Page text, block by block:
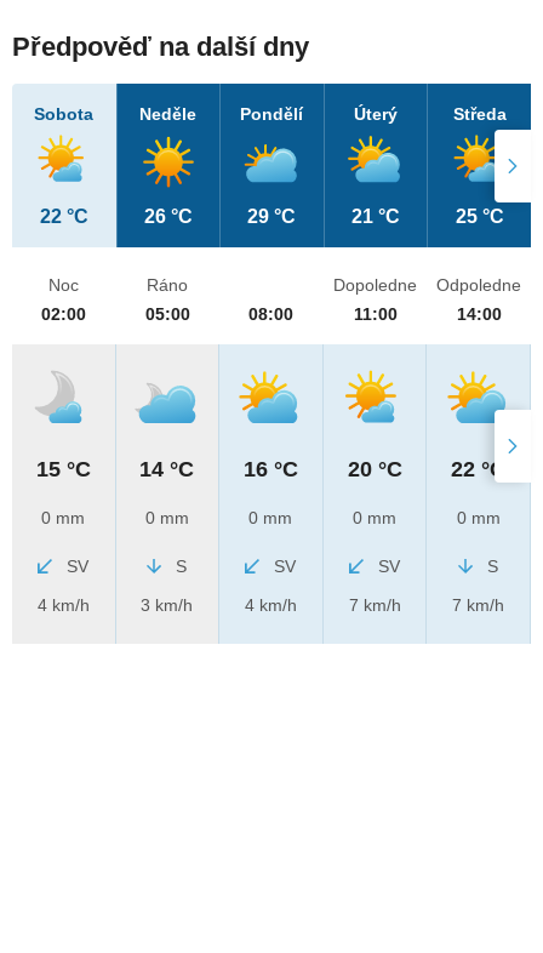
Předpověď na další dny
Sobota
22 °C
Neděle
26 °C
Pondělí
29 °C
Úterý
21 °C
Středa
25 °C
Noc
02:00
15 °C
0 mm
SV
4 km/h
Ráno
05:00
14 °C
0 mm
S
3 km/h
08:00
16 °C
0 mm
SV
4 km/h
Dopoledne
11:00
20 °C
0 mm
SV
7 km/h
Odpoledne
14:00
22 °C
0 mm
S
7 km/h